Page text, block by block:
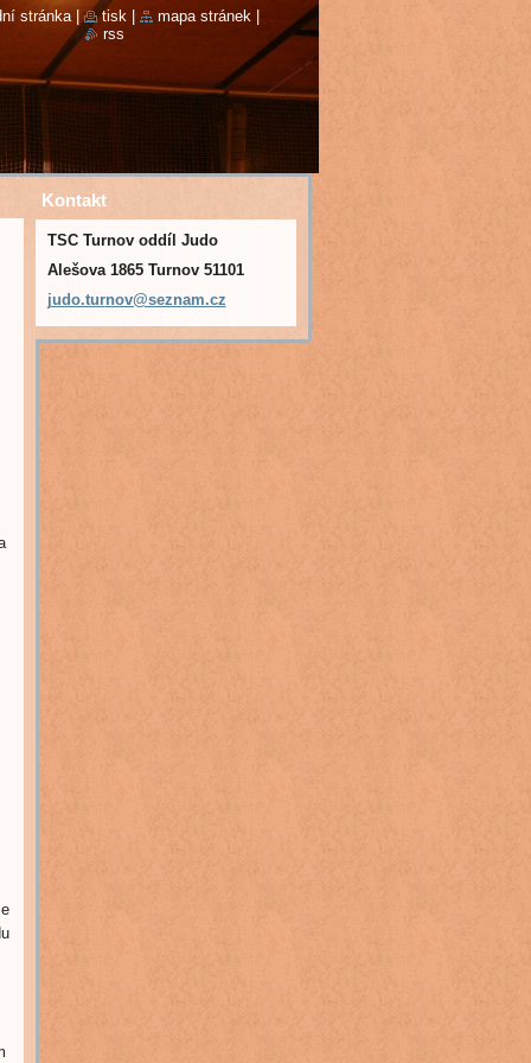
Kontakt
TSC Turnov oddíl Judo
Alešova 1865 Turnov 51101
judo.turnov@seznam.cz
stránka | tisk mapa stránek
rss